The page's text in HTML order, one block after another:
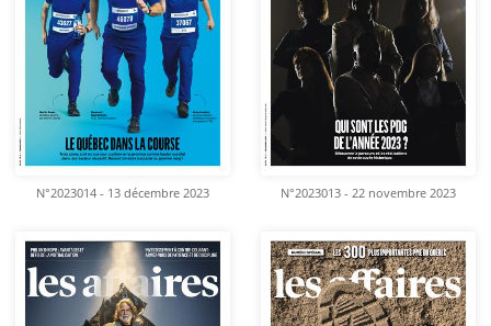
N°2023014 - 13 décembre 2023 N°2023013 - 22 novembre 2023